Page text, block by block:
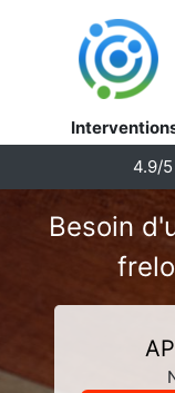
4.9/5
Besoin